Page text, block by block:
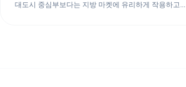
대도시 중심부보다는 지방 마켓에 유리하게 작용하고...